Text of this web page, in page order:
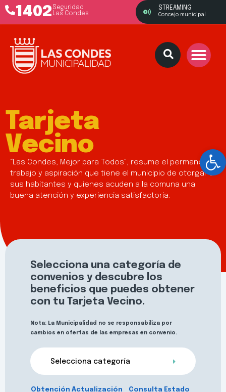
1402 Seguridad
Las Condes
STREAMING
Concejo municipal
Tarjeta
Vecino
“Las Condes, Mejor para Todos”, resume el permanente
trabajo y aspiración que tiene el municipio de otorgar a
sus habitantes y quienes acuden a la comuna una
buena atención y experiencia satisfactoria.
Selecciona una categoría de
convenios y descubre los
beneficios que puedes obtener
con tu Tarjeta Vecino.
Nota: La Municipalidad no se responsabiliza por
cambios en ofertas de las empresas en convenio.
Selecciona categoría
Obtención Actualización
Consulta Estado